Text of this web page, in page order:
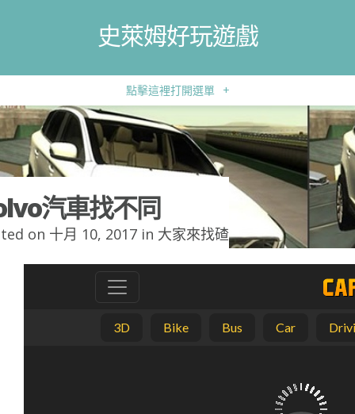
史萊姆好玩遊戲
點擊這裡打開選單 +
汽車找不同
on 十月 10, 2017 in 大家來找碴